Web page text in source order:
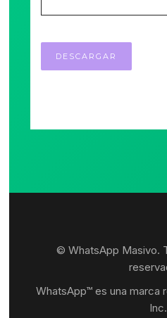
© WhatsApp Masivo.
WhatsApp™ es una marca
Inc.